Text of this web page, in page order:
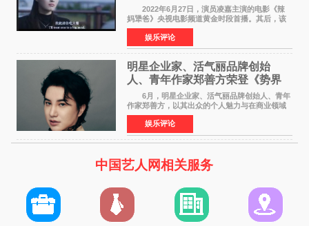
2022年6月27日，演员凌嘉主演的电影《辣
妈犟爸》央视电影频道黄金时段首播。其后，该
电影在央视电影频道多次复播（2022年8月10
日，2022年9月30日，2023年7月17日，2025年7
月14日）。除了多次复
娱乐评论
明星企业家、活气丽品牌创始
人、青年作家郑善方荣登《势界
POWERCIRCLES》6月刊
6月，明星企业家、活气丽品牌创始人、青年
作家郑善方，以其出众的个人魅力与在商业领域
的卓越建树，成功登上《势界
POWERCIRCLES》，展现了他在时尚与商业领
域的双重影响力。 明星企业家、青
娱乐评论
中国艺人网相关服务